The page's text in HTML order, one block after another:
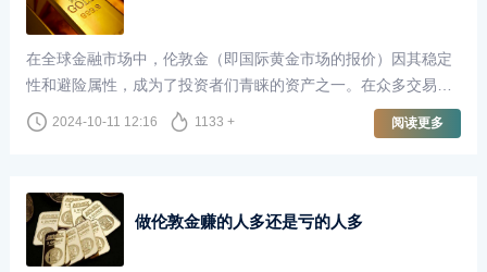
在全球金融市场中，伦敦金（即国际黄金市场的报价）因其稳定
性和避险属性，成为了投资者们青睐的资产之一。在众多交易者
中，尤其是那些专注于短线交易和波段交易的投资者，了解伦敦
金的价格波动以及每一点波动所带来的收益，显得尤为重要。
2024-10-11 12:16 1133 + 阅读更多
做伦敦金赚的人多还是亏的人多